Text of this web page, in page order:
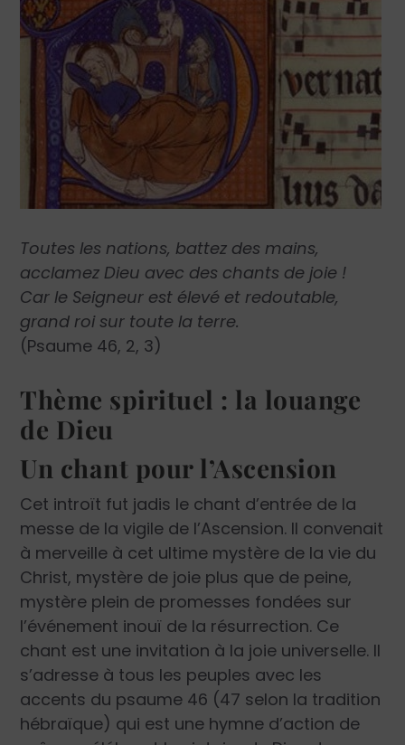
Toutes les nations, battez des mains,
acclamez Dieu avec des chants de joie !
Car le Seigneur est élevé et redoutable,
grand roi sur toute la terre.
(Psaume 46, 2, 3)
Thème spirituel : la louange
de Dieu
Un chant pour l’Ascension
Cet introït fut jadis le chant d’entrée de la
messe de la vigile de l’Ascension. Il convenait
à merveille à cet ultime mystère de la vie du
Christ, mystère de joie plus que de peine,
mystère plein de promesses fondées sur
l’événement inouï de la résurrection. Ce
chant est une invitation à la joie universelle. Il
s’adresse à tous les peuples avec les
accents du psaume 46 (47 selon la tradition
hébraïque) qui est une hymne d’action de